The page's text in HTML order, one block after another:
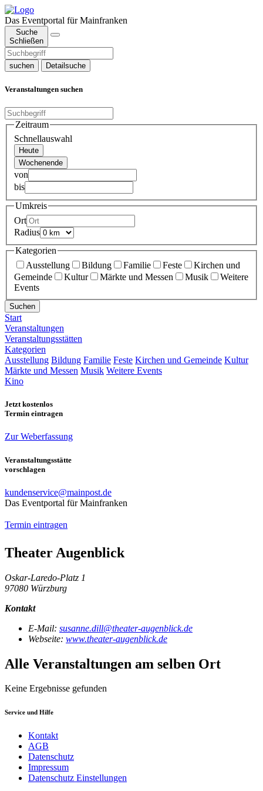
Das Eventportal für Mainfranken
Suche
Schließen
suchen Detailsuche
Veranstaltungen suchen
Zeitraum
Schnellauswahl
Heute
Wochenende
von
bis
Umkreis
Ort
Radius
Kategorien
Ausstellung
Bildung Familie Feste
Kirchen und
Gemeinde
Kultur Märkte und Messen Musik
Weitere
Events
Suchen
Start
Veranstaltungen
Veranstaltungsstätten
Kategorien
Ausstellung Bildung Familie Feste Kirchen und Gemeinde Kultur
Märkte und Messen Musik Weitere Events
Kino
Jetzt kostenlos
Termin eintragen
Zur Weberfassung
Veranstaltungsstätte
vorschlagen
kundenservice@mainpost.de
Das Eventportal für Mainfranken
Termin eintragen
Theater Augenblick
Oskar-Laredo-Platz 1
97080 Würzburg
Kontakt
E-Mail: susanne.dill@theater-augenblick.de
Webseite: www.theater-augenblick.de
Alle Veranstaltungen am selben Ort
Keine Ergebnisse gefunden
Service und Hilfe
Kontakt
AGB
Datenschutz
Impressum
Datenschutz Einstellungen